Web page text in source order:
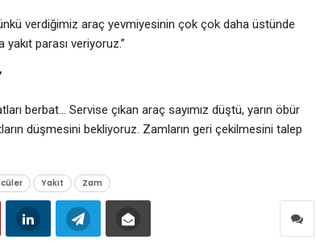
verdiğimiz araç yevmiyesinin çok çok daha üstünde
parası veriyoruz.”
berbat… Servise çıkan araç sayımız düştü, yarın öbür
düşmesini bekliyoruz. Zamların geri çekilmesini talep
Yakıt Zam